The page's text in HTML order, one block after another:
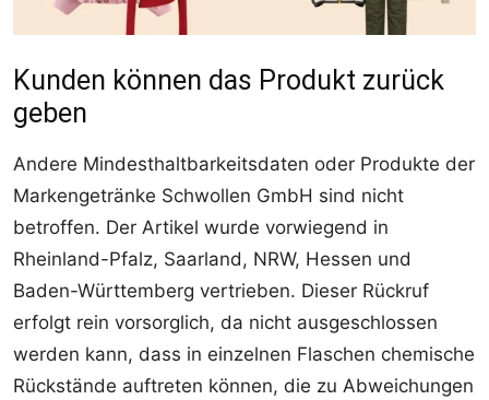
Kunden können das Produkt zurück
geben
Andere Mindesthaltbarkeitsdaten oder Produkte der
Markengetränke Schwollen GmbH sind nicht
betroffen. Der Artikel wurde vorwiegend in
Rheinland-Pfalz, Saarland, NRW, Hessen und
Baden-Württemberg vertrieben. Dieser Rückruf
erfolgt rein vorsorglich, da nicht ausgeschlossen
werden kann, dass in einzelnen Flaschen chemische
Rückstände auftreten können, die zu Abweichungen